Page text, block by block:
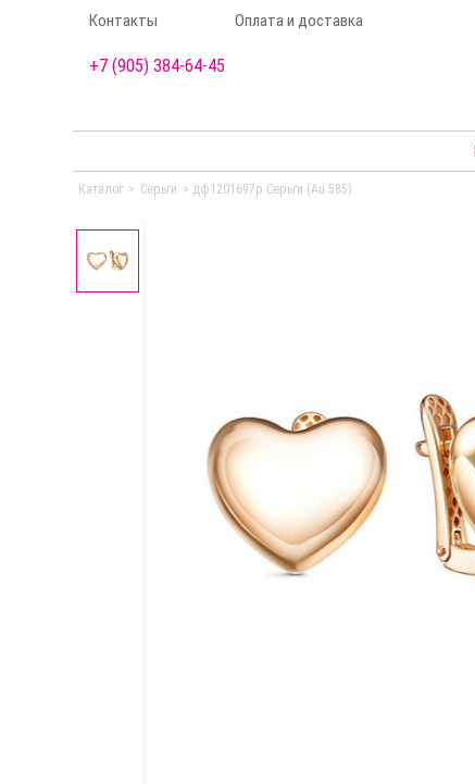
Контакты Оплата и доставка
+7 (905) 384-64-45
Каталог > Серьги > дф1201697р Серьги (Au 585)